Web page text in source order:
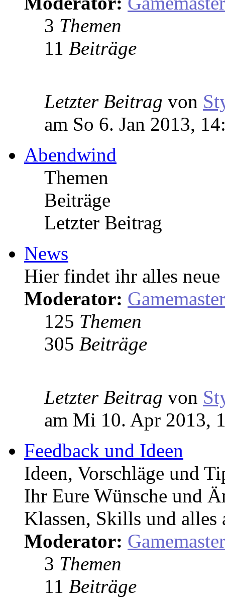
3 Themen
11 Beiträge
Letzter Beitrag von
am So 6. Jan 2013,
Abendwind
Themen
Beiträge
Letzter Beitrag
News
Hier findet ihr alles
Moderator: Gamemaster
125 Themen
305 Beiträge
Letzter Beitrag von
am Mi 10. Apr 2013,
Feedback und Ideen
Ideen, Vorschläge und
Ihr Eure Wünsche und
Klassen, Skills und
Moderator: Gamemaster
3 Themen
11 Beiträge